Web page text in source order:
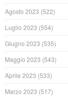
Agosto 2023 (522)
Luglio 2023 (554)
Giugno 2023 (535)
Maggio 2023 (543)
Aprile 2023 (533)
Marzo 2023 (517)